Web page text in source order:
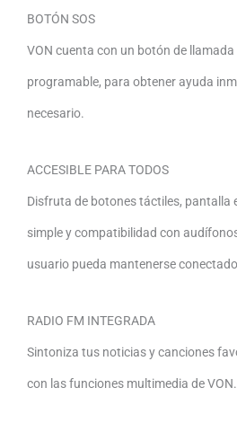
BOTÓN SOS
VON cuenta con un botón de llamada
programable, para obtener ayuda
necesario.
ACCESIBLE PARA TODOS
Disfruta de botones táctiles, pantalla
simple y compatibilidad con
usuario pueda mantenerse conectado
RADIO FM INTEGRADA
Sintoniza tus noticias y canciones
con las funciones multimedia de VON.